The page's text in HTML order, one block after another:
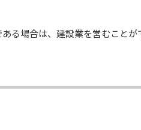
る場合は、建設業を営むことが